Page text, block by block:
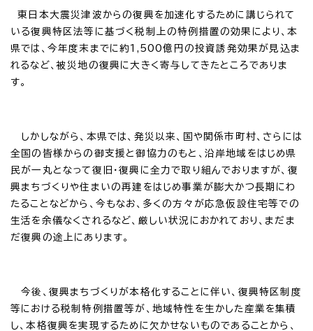
東日本大震災津波からの復興を加速化するために講じられて
いる復興特区法等に基づく税制上の特例措置の効果により、本
県では、今年度末までに約1,500億円の投資誘発効果が見込ま
れるなど、被災地の復興に大きく寄与してきたところでありま
す。
しかしながら、本県では、発災以来、国や関係市町村、さらには
全国の皆様からの御支援と御協力のもと、沿岸地域をはじめ県
民が一丸となって復旧・復興に全力で取り組んでおりますが、復
興まちづくりや住まいの再建をはじめ事業が膨大かつ長期にわ
たることなどから、今もなお、多くの方々が応急仮設住宅等での
生活を余儀なくされるなど、厳しい状況におかれており、まだま
だ復興の途上にあります。
今後、復興まちづくりが本格化することに伴い、復興特区制度
等における税制特例措置等が、地域特性を生かした産業を集積
し、本格復興を実現するために欠かせないものであることから、